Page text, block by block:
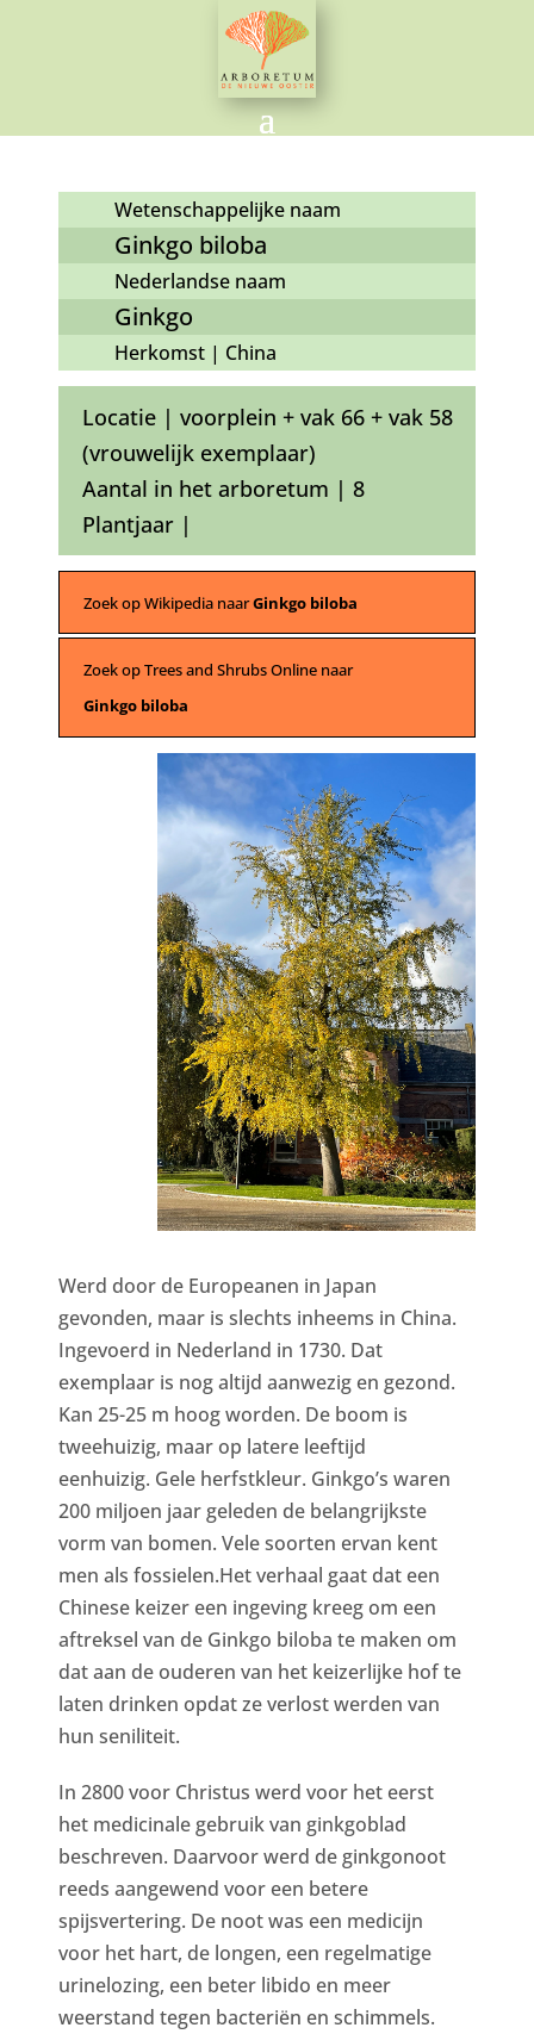
Wetenschappelijke naam
Ginkgo biloba
Nederlandse naam
Ginkgo
Herkomst | China
Locatie | voorplein + vak 66 + vak 58
(vrouwelijk exemplaar)
Aantal in het arboretum | 8
Plantjaar |
Zoek op Wikipedia naarGinkgo biloba
Zoek op Trees and Shrubs Online naar
Ginkgo biloba
Werd door de Europeanen in Japan
gevonden, maar is slechts inheems in China.
Ingevoerd in Nederland in 1730. Dat
exemplaar is nog altijd aanwezig en gezond.
Kan 25-25 m hoog worden. De boom is
tweehuizig, maar op latere leeftijd
eenhuizig. Gele herfstkleur. Ginkgo’s waren
200 miljoen jaar geleden de belangrijkste
vorm van bomen. Vele soorten ervan kent
men als fossielen.Het verhaal gaat dat een
Chinese keizer een ingeving kreeg om een
aftreksel van de Ginkgo biloba te maken om
dat aan de ouderen van het keizerlijke hof te
laten drinken opdat ze verlost werden van
hun seniliteit.
In 2800 voor Christus werd voor het eerst
het medicinale gebruik van ginkgoblad
beschreven. Daarvoor werd de ginkgonoot
reeds aangewend voor een betere
spijsvertering. De noot was een medicijn
voor het hart, de longen, een regelmatige
urinelozing, een beter libido en meer
weerstand tegen bacteriën en schimmels.